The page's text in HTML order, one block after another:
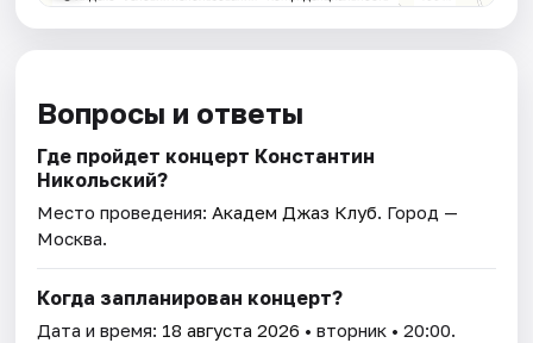
Вопросы и ответы
Где пройдет концерт Константин
Никольский?
Место проведения:Академ Джаз Клуб. Город —
Москва.
Когда запланирован концерт?
Дата и время: 18 августа 2026 • вторник • 20:00.